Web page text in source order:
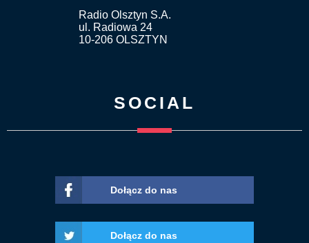
Radio Olsztyn S.A.
ul. Radiowa 24
10-206 OLSZTYN
SOCIAL
Dołącz do nas
Dołącz do nas